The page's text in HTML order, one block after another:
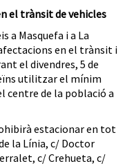
el trànsit de vehicles
a Masquefa i a La
en el trànsit i
el divendres, 5 de
utilitzar el mínim
centre de la població a
estacionar en tot
la Línia, c/ Doctor
c/ Crehueta, c/